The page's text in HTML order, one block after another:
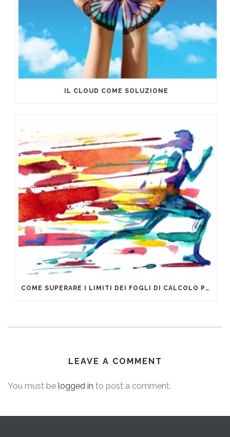
IL CLOUD COME SOLUZIONE
COME SUPERARE I LIMITI DEI FOGLI DI CALCOLO PER LA GESTIONE DEI DATI AZIENDALI
LEAVE A COMMENT
You must be logged in to post a comment.